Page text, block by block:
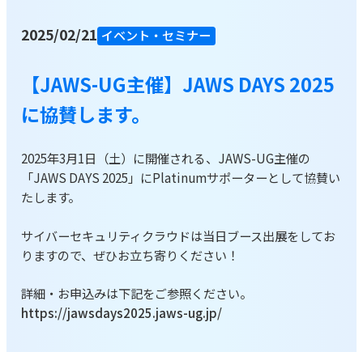
資料をダウンロードする
お問い合わせ
2025/02/21 イベント・セミナー
【JAWS-UG主催】JAWS DAYS 2025
に協賛します。
2025年3月1日（土）に開催される、JAWS-UG主催の
「JAWS DAYS 2025」にPlatinumサポーターとして協賛い
たします。
サイバーセキュリティクラウドは当日ブース出展をしてお
りますので、ぜひお立ち寄りください！
詳細・お申込みは下記をご参照ください。
https://jawsdays2025.jaws-ug.jp/